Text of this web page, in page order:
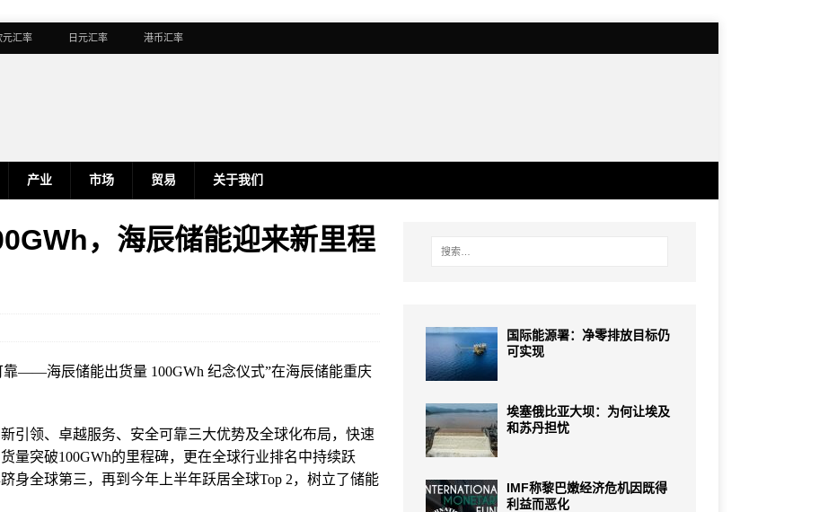
元汇率 日元汇率 港币汇率
产业 市场 贸易 关于我们
，海辰储能迎来新里程
靠——海辰储能出货量 100GWh 纪念仪式”在海辰储能重庆
引领、卓越服务、安全可靠三大优势及全球化布局，快速
量突破100GWh的里程碑，更在全球行业排名中持续跃
身全球第三，再到今年上半年跃居全球Top 2，树立了储能
国际能源署：净零排放目标仍
可实现
埃塞俄比亚大坝：为何让埃及
和苏丹担忧
IMF称黎巴嫩经济危机因既得
利益而恶化